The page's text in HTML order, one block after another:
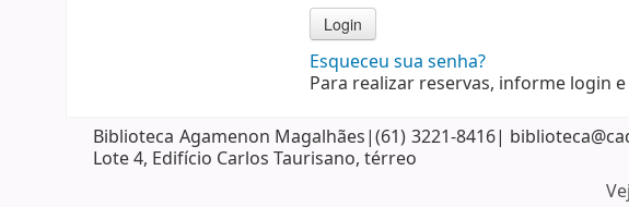
Esqueceu sua senha?
Para realizar reservas, informe login e
Biblioteca Agamenon Magalhães|(61) 3221-8416|
Lote 4, Edifício Carlos Taurisano, térreo